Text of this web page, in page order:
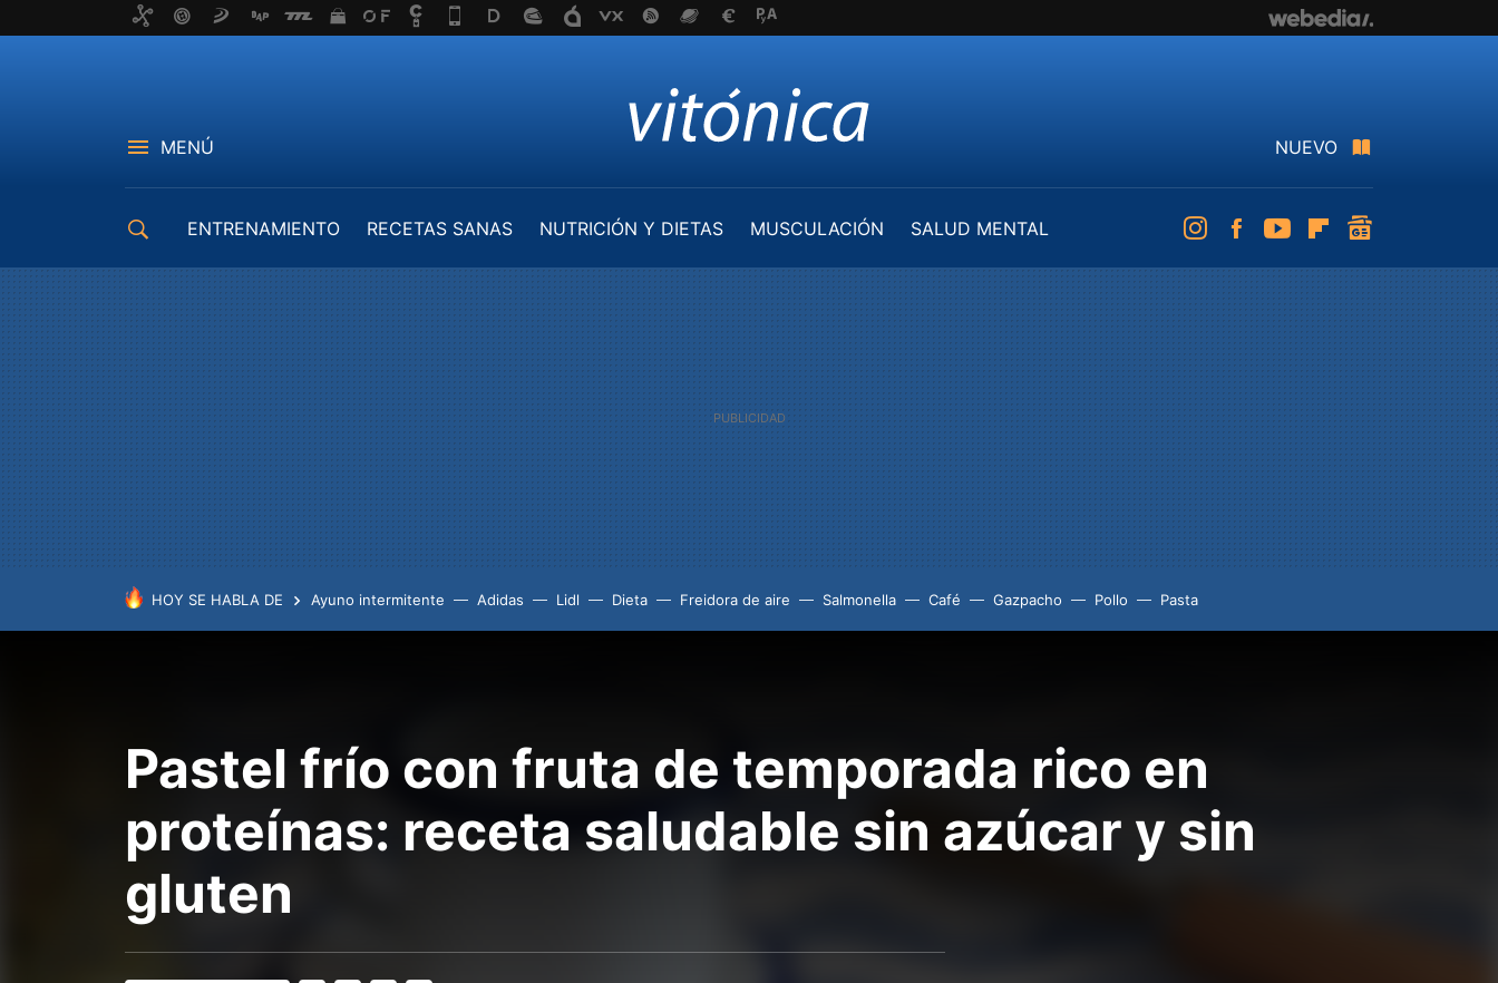
MENÚ NUEVO
ENTRENAMIENTO RECETAS SANAS NUTRICIÓN Y DIETAS MUSCULACIÓN
SALUD MENTAL
InstagramFacebookYoutubeFlipboard
HOY SE HABLA DE Ayuno intermitente Adidas Lidl Dieta Freidora de aire Salmonella Café Gazpacho Pollo Pasta
Pastel frío con fruta de temporada rico en
proteínas: receta saludable sin azúcar y sin
gluten